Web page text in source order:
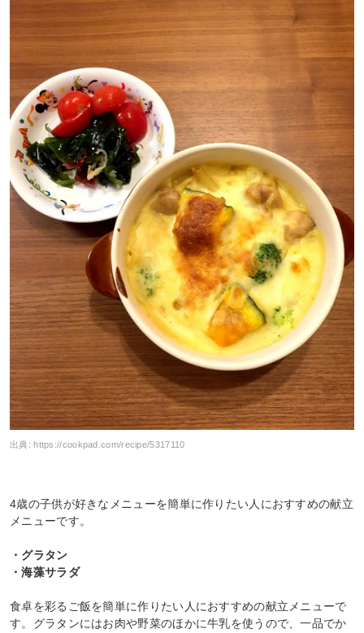
出典: https://cookpad.com/recipe/5317110
4歳の子供が好きなメニューを簡単に作りたい人におすすめの献立
メニューです。
・グラタン
・海藻サラダ
食卓を彩るご飯を簡単に作りたい人におすすめの献立メニューで
す。グラタンにはお肉や野菜のほかに牛乳を使うので、一品でか